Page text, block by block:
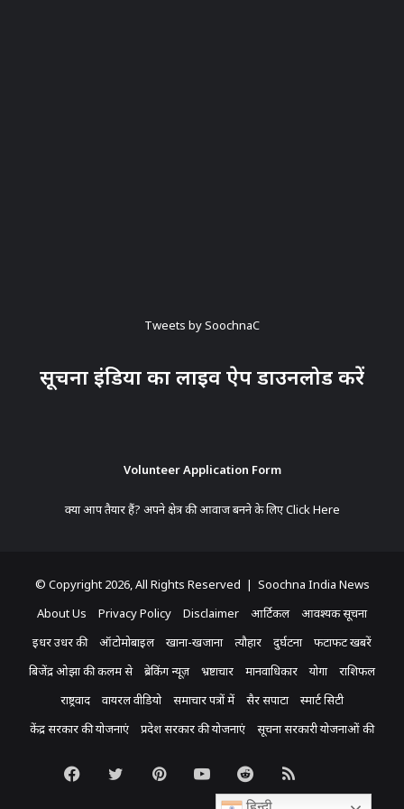
Tweets by SoochnaC
सूचना इंडिया का लाइव ऐप डाउनलोड करें
Volunteer Application Form
क्या आप तैयार हैं? अपने क्षेत्र की आवाज बनने के लिएClick Here
© Copyright 2026, All Rights Reserved | Soochna India News
About Us
Privacy Policy Disclaimer आर्टिकल
आवश्यक सूचना
इधर उधर की
ऑटोमोबाइल खाना-खजाना त्यौहार दुर्घटना
फटाफट खबरें
बिजेंद्र ओझा की कलम से
ब्रेकिंग न्यूज़ भ्रष्टाचार मानवाधिकार योगा
राशिफल
राष्ट्रवाद
वायरल वीडियो समाचार पत्रों में सैर सपाटा
स्मार्ट सिटी
केंद्र सरकार की योजनाएं
प्रदेश सरकार की योजनाएं सूचना सरकारी योजनाओं की
Facebook
TwitterPinterestYouTubeReddit